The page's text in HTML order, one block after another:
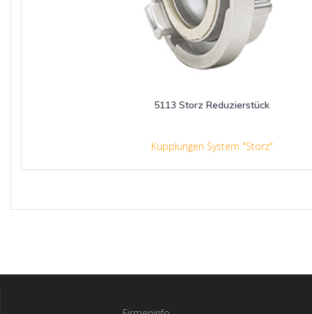
5113 Storz Reduzierstück
Kupplungen System "Storz"